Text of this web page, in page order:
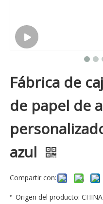
Fábrica de
de papel de
azul
Compartir con:
Origen del producto: CHINA